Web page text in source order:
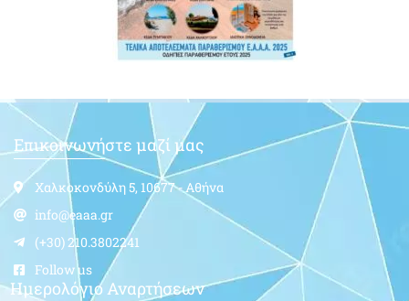
Επικοινωνήστε μαζί μας
Χαλκοκονδύλη 5, 10677 - Αθήνα
info@eaaa.gr
(+30) 210.3802241
Follow us
Ημερολόγιο Αναρτήσεων